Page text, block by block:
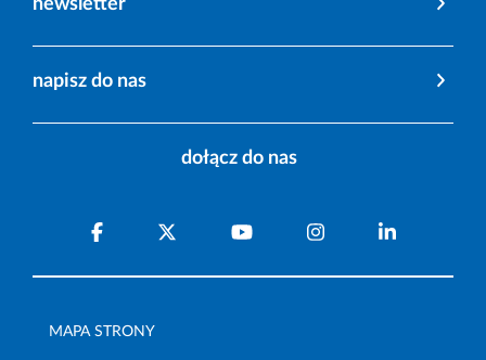
newsletter
napisz do nas
dołącz do nas
MAPA STRONY